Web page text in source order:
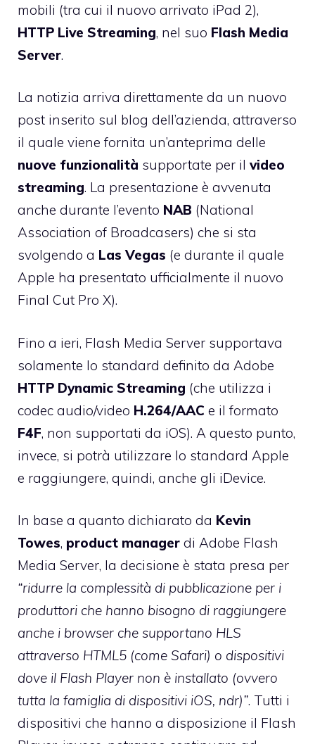
mobili (tra cui il nuovo arrivato iPad 2),
HTTP Live Streaming, nel suo Flash Media
Server.
La notizia arriva direttamente da un nuovo
post inserito sul blog dell’azienda, attraverso
il quale viene fornita un’anteprima delle
nuove funzionalità supportate per il video
streaming. La presentazione è avvenuta
anche durante l’evento NAB (National
Association of Broadcasers) che si sta
svolgendo a Las Vegas (e durante il quale
Apple ha presentato ufficialmente il nuovo
Final Cut Pro X).
Fino a ieri, Flash Media Server supportava
solamente lo standard definito da Adobe
HTTP Dynamic Streaming (che utilizza i
codec audio/video H.264/AAC e il formato
F4F, non supportati da iOS). A questo punto,
invece, si potrà utilizzare lo standard Apple
e raggiungere, quindi, anche gli iDevice.
In base a quanto dichiarato da Kevin
Towes, product manager di Adobe Flash
Media Server, la decisione è stata presa per
“ridurre la complessità di pubblicazione per i
produttori che hanno bisogno di raggiungere
anche i browser che supportano HLS
attraverso HTML5 (come Safari) o dispositivi
dove il Flash Player non è installato (ovvero
tutta la famiglia di dispositivi iOS, ndr)”. Tutti i
dispositivi che hanno a disposizione il Flash